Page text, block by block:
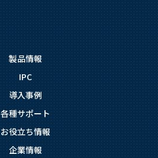
製品情報
IPC
導入事例
各種サポート
お役立ち情報
企業情報